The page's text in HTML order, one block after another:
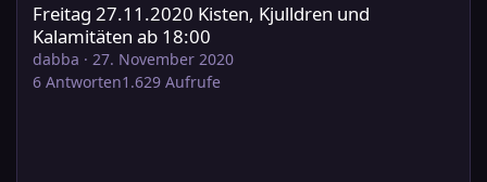
Freitag 27.11.2020 Kisten, Kjulldren und
Kalamitäten ab 18:00
dabba · 27. November 2020
6 Antworten1.629 Aufrufe